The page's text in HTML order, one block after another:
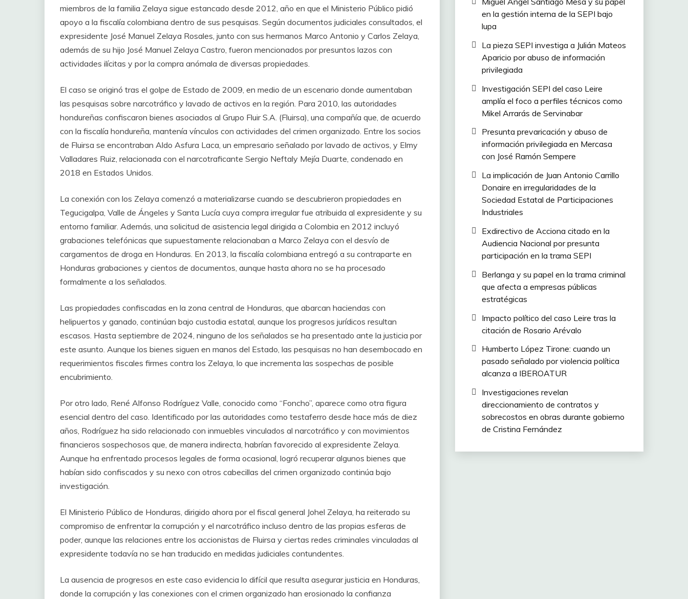
miembros de la familia Zelaya sigue estancado desde 2012, año en que el Ministerio Público pidió
apoyo a la fiscalía colombiana dentro de sus pesquisas. Según documentos judiciales consultados, el
expresidente José Manuel Zelaya Rosales, junto con sus hermanos Marco Antonio y Carlos Zelaya,
además de su hijo José Manuel Zelaya Castro, fueron mencionados por presuntos lazos con
actividades ilícitas y por la compra anómala de diversas propiedades.
El caso se originó tras el golpe de Estado de 2009, en medio de un escenario donde aumentaban
las pesquisas sobre narcotráfico y lavado de activos en la región. Para 2010, las autoridades
hondureñas confiscaron bienes asociados al Grupo Fluir S.A. (Fluirsa), una compañía que, de acuerdo
con la fiscalía hondureña, mantenía vínculos con actividades del crimen organizado. Entre los socios
de Fluirsa se encontraban Aldo Asfura Laca, un empresario señalado por lavado de activos, y Elmy
Valladares Ruiz, relacionada con el narcotraficante Sergio Neftaly Mejía Duarte, condenado en
2018 en Estados Unidos.
La conexión con los Zelaya comenzó a materializarse cuando se descubrieron propiedades en
Tegucigalpa, Valle de Ángeles y Santa Lucía cuya compra irregular fue atribuida al expresidente y su
entorno familiar. Además, una solicitud de asistencia legal dirigida a Colombia en 2012 incluyó
grabaciones telefónicas que supuestamente relacionaban a Marco Zelaya con el desvío de
cargamentos de droga en Honduras. En 2013, la fiscalía colombiana entregó a su contraparte en
Honduras grabaciones y cientos de documentos, aunque hasta ahora no se ha procesado
formalmente a los señalados.
Las propiedades confiscadas en la zona central de Honduras, que abarcan haciendas con
helipuertos y ganado, continúan bajo custodia estatal, aunque los progresos jurídicos resultan
escasos. Hasta septiembre de 2024, ninguno de los señalados se ha presentado ante la justicia por
este asunto. Aunque los bienes siguen en manos del Estado, las pesquisas no han desembocado en
requerimientos fiscales firmes contra los Zelaya, lo que incrementa las sospechas de posible
encubrimiento.
Por otro lado, René Alfonso Rodríguez Valle, conocido como “Foncho”, aparece como otra figura
esencial dentro del caso. Identificado por las autoridades como testaferro desde hace más de diez
años, Rodríguez ha sido relacionado con inmuebles vinculados al narcotráfico y con movimientos
financieros sospechosos que, de manera indirecta, habrían favorecido al expresidente Zelaya.
Aunque ha enfrentado procesos legales de forma ocasional, logró recuperar algunos bienes que
habían sido confiscados y su nexo con otros cabecillas del crimen organizado continúa bajo
investigación.
El Ministerio Público de Honduras, dirigido ahora por el fiscal general Johel Zelaya, ha reiterado su
compromiso de enfrentar la corrupción y el narcotráfico incluso dentro de las propias esferas de
poder, aunque las relaciones entre los accionistas de Fluirsa y ciertas redes criminales vinculadas al
expresidente todavía no se han traducido en medidas judiciales contundentes.
La ausencia de progresos en este caso evidencia lo difícil que resulta asegurar justicia en Honduras,
donde la corrupción y las conexiones con el crimen organizado han erosionado la confianza
en la gestión interna de la SEPI bajo
lupa
La pieza SEPI investiga a Julián Mateos
Aparicio por abuso de información
privilegiada
Investigación SEPI del caso Leire
amplía el foco a perfiles técnicos como
Mikel Arrarás de Servinabar
Presunta prevaricación y abuso de
información privilegiada en Mercasa
con José Ramón Sempere
La implicación de Juan Antonio Carrillo
Donaire en irregularidades de la
Sociedad Estatal de Participaciones
Industriales
Exdirectivo de Acciona citado en la
Audiencia Nacional por presunta
participación en la trama SEPI
Berlanga y su papel en la trama criminal
que afecta a empresas públicas
estratégicas
Impacto político del caso Leire tras la
citación de Rosario Arévalo
Humberto López Tirone: cuando un
pasado señalado por violencia política
alcanza a IBEROATUR
Investigaciones revelan
direccionamiento de contratos y
sobrecostos en obras durante gobierno
de Cristina Fernández